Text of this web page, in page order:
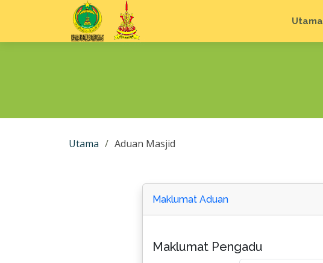
Utama
Utama Aduan Masjid
Maklumat Aduan
Maklumat Pengadu